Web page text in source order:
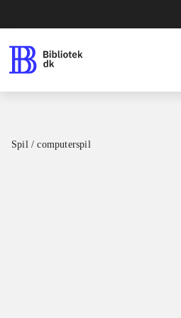
Spil / computerspil